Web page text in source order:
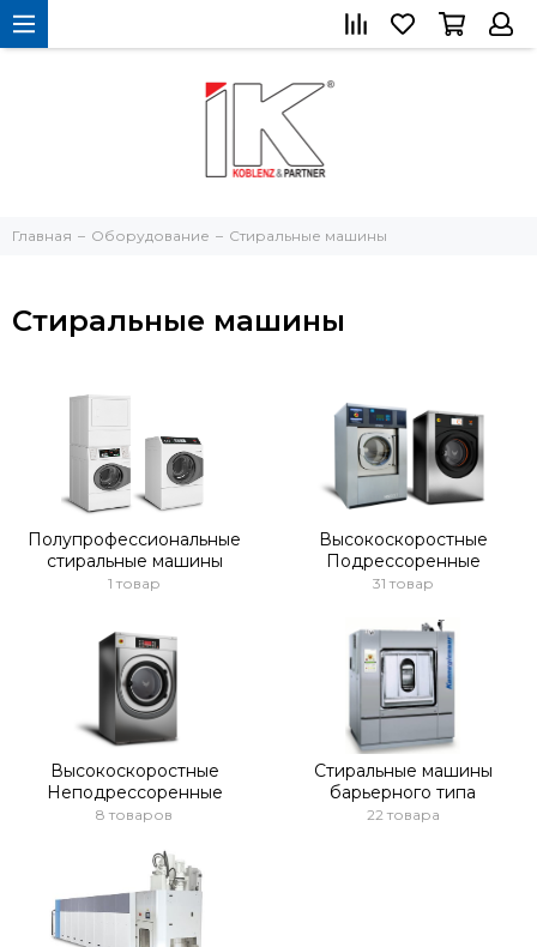
Главная Оборудование Стиральные машины
Стиральные машины
Полупрофессиональные
стиральные машины
1 товар
Высокоскоростные
Подрессоренные
31 товар
Высокоскоростные
Неподрессоренные
8 товаров
Стиральные машины
барьерного типа
22 товара